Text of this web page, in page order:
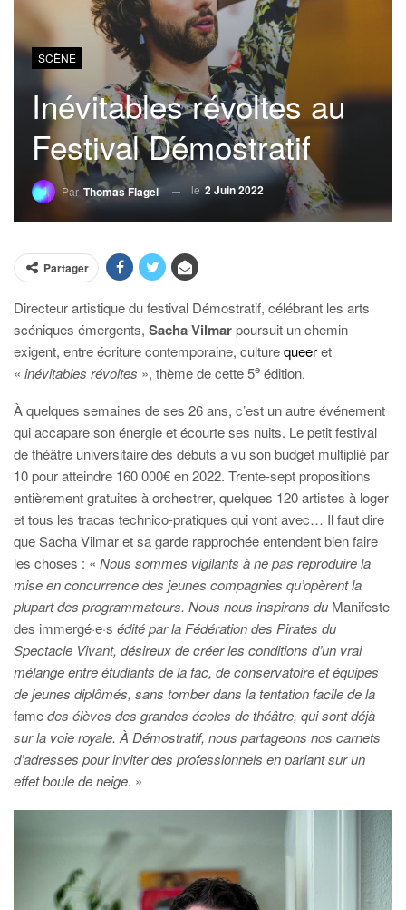
SCÈNE
Inévitables révoltes au
Festival Démostratif
Par Thomas Flagel le2 Juin 2022
Partager
Directeur artistique du festival Démostratif, célébrant les arts
scéniques émergents, Sacha Vilmarpoursuit un chemin
exigent, entre écriture contemporaine, culturequeeret
« inévitables révoltes », thème de cette 5e édition.
À quelques semaines de ses 26 ans, c’est un autre événement
qui accapare son énergie et écourte ses nuits. Le petit festival
de théâtre universitaire des débuts a vu son budget multiplié par
10 pour atteindre 160 000€ en 2022. Trente-sept propositions
entièrement gratuites à orchestrer, quelques 120 artistes à loger
et tous les tracas technico-pratiques qui vont avec… Il faut dire
que Sacha Vilmar et sa garde rapprochée entendent bien faire
les choses : « Nous sommes vigilants à ne pas reproduire la
mise en concurrence des jeunes compagnies qu’opèrent la
plupart des programmateurs. Nous nous inspirons du Manifeste
des immergé·e·s édité par la Fédération des Pirates du
Spectacle Vivant, désireux de créer les conditions d’un vrai
mélange entre étudiants de la fac, de conservatoire et équipes
de jeunes diplômés, sans tomber dans la tentation facile de la
famedes élèves des grandes écoles de théâtre, qui sont déjà
sur la voie royale. À Démostratif, nous partageons nos carnets
d’adresses pour inviter des professionnels en pariant sur un
effet boule de neige. »